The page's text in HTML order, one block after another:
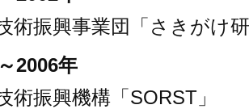
術振興事業団「さきがけ
2006年
術振興機構「SORST」